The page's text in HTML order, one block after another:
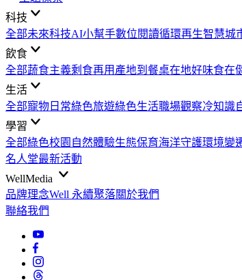
科技
全部未來科技AI小幫手數位閱讀循環再生智慧城
飲食
全部蔬食主義剩食再用 產地到餐桌在地好味食在
生活
全部寵物日常綠色旅遊綠色生活職場觀察冷知識
學習
全部綠色校園 自然體驗生態保育海洋守護環境變
名人堂最新活動
WellMedia
品牌理念Well 永續聚落關於我們
聯絡我們